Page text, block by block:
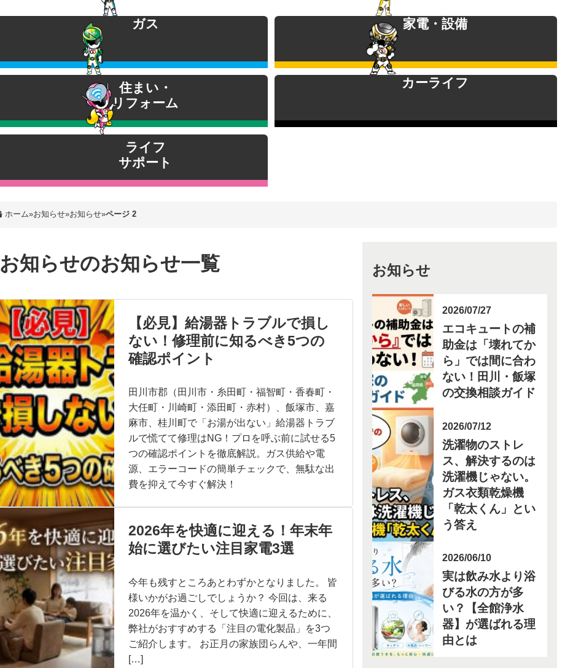
ガス 家電・設備
住まい・
リフォーム
カーライフ
ライフ
サポート
ホーム»お知らせ»お知らせ»ページ 2
お知らせのお知らせ一覧
【必見】給湯器トラブルで損し
ない！修理前に知るべき5つの
確認ポイント
田川市郡（田川市・糸田町・福智町・香春町・
大任町・川崎町・添田町・赤村）、飯塚市、嘉
麻市、桂川町で「お湯が出ない」給湯器トラブ
ルで慌てて修理はNG！プロを呼ぶ前に試せる5
つの確認ポイントを徹底解説。ガス供給や電
源、エラーコードの簡単チェックで、無駄な出
費を抑えて今すぐ解決！
2026年を快適に迎える！年末年
始に選びたい注目家電3選
今年も残すところあとわずかとなりました。 皆
様いかがお過ごしでしょうか？ 今回は、来る
2026年を温かく、そして快適に迎えるために、
弊社がおすすめする「注目の電化製品」を3つ
ご紹介します。 お正月の家族団らんや、一年間
[…]
お知らせ
2026/07/27
エコキュートの補
助金は「壊れてか
ら」では間に合わ
ない！田川・飯塚
の交換相談ガイド
2026/07/12
洗濯物のストレ
ス、解決するのは
洗濯機じゃない。
ガス衣類乾燥機
「乾太くん」とい
う答え
2026/06/10
実は飲み水より浴
びる水の方が多
い？【全館浄水
器】が選ばれる理
由とは